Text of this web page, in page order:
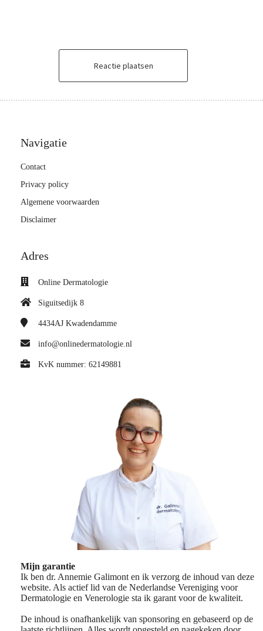
Reactie plaatsen
Navigatie
Contact
Privacy policy
Algemene voorwaarden
Disclaimer
Adres
Online Dermatologie
Siguitsedijk 8
4434AJ Kwadendamme
info@onlinedermatologie.nl
KvK nummer: 62149881
Mijn garantie
Ik ben dr. Annemie Galimont en ik verzorg de inhoud van deze
website. Als actief lid van de Nederlandse Vereniging voor
Dermatologie en Venerologie sta ik garant voor de kwaliteit.
De inhoud is onafhankelijk van sponsoring en gebaseerd op de